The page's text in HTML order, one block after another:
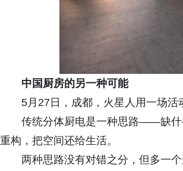
中国厨房的另一种可能
5月27日，成都，火星人用一场
传统分体厨电是一种思路——缺
重构，把空间还给生活。
两种思路没有对错之分，但多一